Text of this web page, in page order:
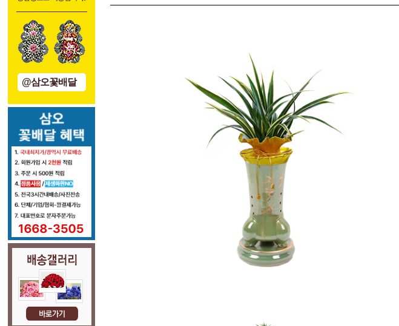
@삼오꽃배달